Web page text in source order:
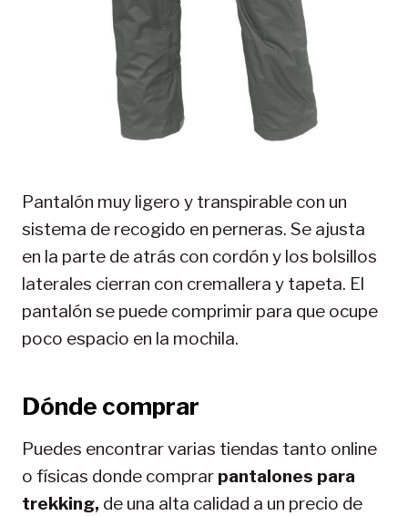
Pantalón muy ligero y transpirable con un
sistema de recogido en perneras. Se ajusta
en la parte de atrás con cordón y los bolsillos
laterales cierran con cremallera y tapeta. El
pantalón se puede comprimir para que ocupe
poco espacio en la mochila.
Dónde comprar
Puedes encontrar varias tiendas tanto online
o físicas donde comprar pantalones para
trekking, de una alta calidad a un precio de